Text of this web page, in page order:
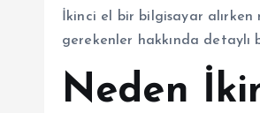
İkinci el bir bilgisayar alırken
gerekenler hakkında detaylı
Neden